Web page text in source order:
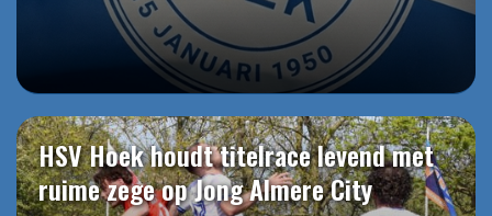
HSV Hoek houdt titelrace levend met
ruime zege op Jong Almere City